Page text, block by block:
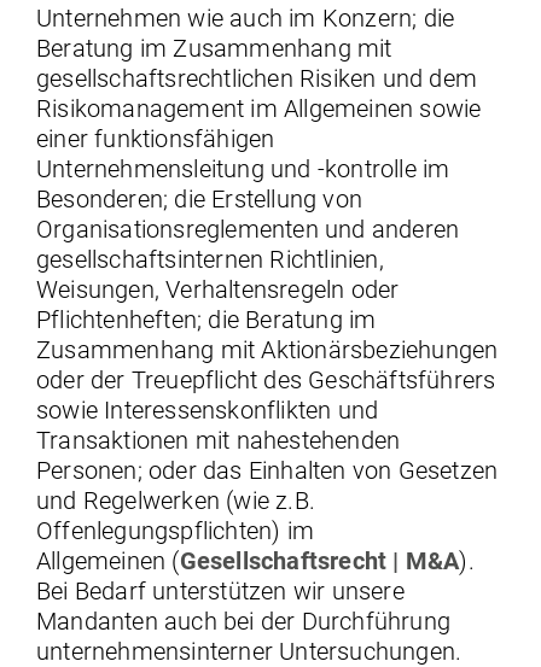
Unternehmen wie auch im Konzern; die
Beratung im Zusammenhang mit
gesellschaftsrechtlichen Risiken und dem
Risikomanagement im Allgemeinen sowie
einer funktionsfähigen
Unternehmensleitung und -kontrolle im
Besonderen; die Erstellung von
Organisationsreglementen und anderen
gesellschaftsinternen Richtlinien,
Weisungen, Verhaltensregeln oder
Pflichtenheften; die Beratung im
Zusammenhang mit Aktionärsbeziehungen
oder der Treuepflicht des Geschäftsführers
sowie Interessenskonflikten und
Transaktionen mit nahestehenden
Personen; oder das Einhalten von Gesetzen
und Regelwerken (wie z.B.
Offenlegungspflichten) im
Allgemeinen (Gesellschaftsrecht | M&A).
Bei Bedarf unterstützen wir unsere
Mandanten auch bei der Durchführung
unternehmensinterner Untersuchungen.